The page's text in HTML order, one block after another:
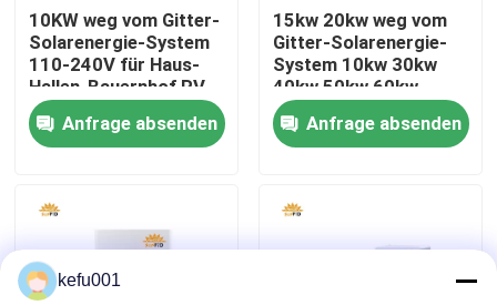
Treten Sie mit uns in Verbindung
Nachrichten
Fälle
Lithium-Batterie-Sätze
Satz der Batterie-LiFePO4
10KW weg vom Gitter-
Solarenergie-System
110-240V für Haus-
Hallen-Bauernhof RV
Anfrage absenden
15kw 20kw weg vom
Gitter-Solarenergie-
System 10kw 30kw
40kw 50kw 60kw
Anfrage absenden
kefu001